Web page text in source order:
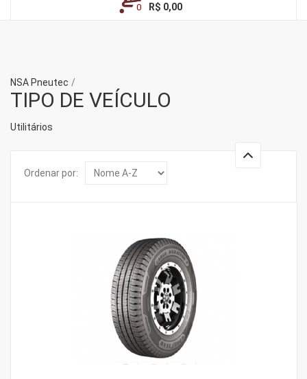
R$ 0,00
NSA Pneutec
TIPO DE VEÍCULO
Utilitários
Ordenar por: